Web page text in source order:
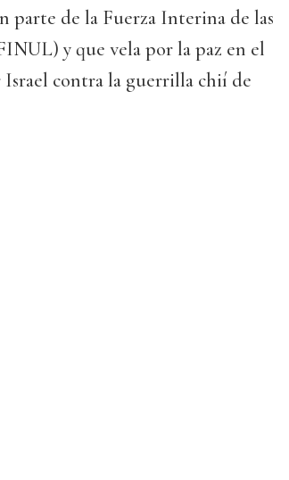
parte de la Fuerza Interina de las
y que vela por la paz en el
Israel contra la guerrilla chií de